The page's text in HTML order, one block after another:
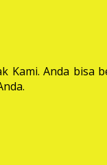
Anda bisa